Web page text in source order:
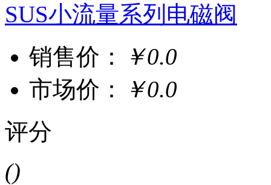
SUS小流量系列电磁阀
销售价：
￥0.0
市场价：
￥0.0
评分
()